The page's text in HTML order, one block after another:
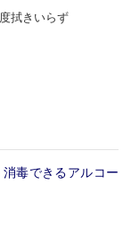
拭きいらず
毒できるアルコー